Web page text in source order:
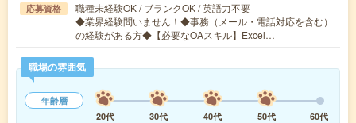
応募資格
職種未経験OK / ブランクOK / 英語力不要
◆業界経験問いません！◆事務（メール・電話対応を含む）
の経験がある方◆【必要なOAスキル】Excel…
職場の雰囲気
年齢層
20代
30代 40代 50代
60代